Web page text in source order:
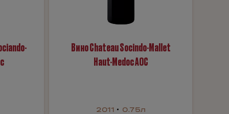
Вино Chateau Socindo-Mallet
Haut-Medoc AOC
2011 0.75л